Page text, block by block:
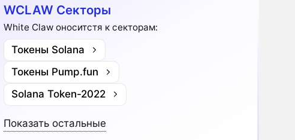
WCLAW Секторы
White Claw оноситстя к секторам:
Токены Solana
Токены Pump.fun
Solana Token-2022
Показать остальные